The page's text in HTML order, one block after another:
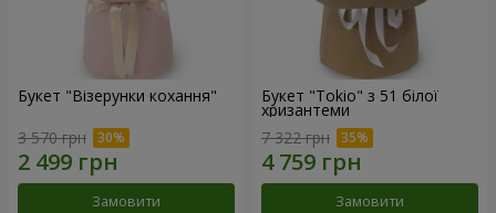
Букет "Візерунки кохання"
3 570 грн
Замовити
Букет "Tokio" з 51 білої
хризантеми
7 322 грн
Замовити